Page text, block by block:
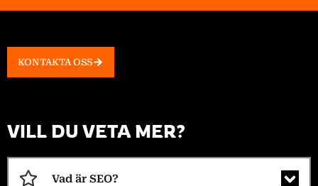
KONTAKTA OSS
VILL DU VETA MER?
Vad är SEO?